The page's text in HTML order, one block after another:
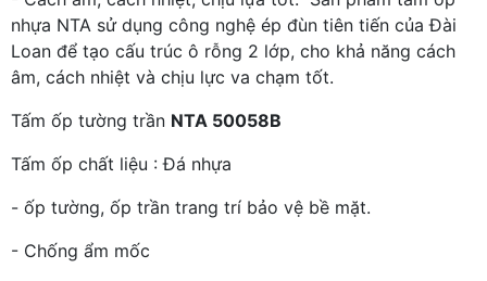
nhựa NTA sử dụng công nghệ ép đùn tiên tiến của Đài
Loan để tạo cấu trúc ô rỗng 2 lớp, cho khả năng cách
âm, cách nhiệt và chịu lực va chạm tốt.
Tấm ốp tường trần NTA 50058B
Tấm ốp chất liệu : Đá nhựa
- ốp tường, ốp trần trang trí bảo vệ bề mặt.
- Chống ẩm mốc